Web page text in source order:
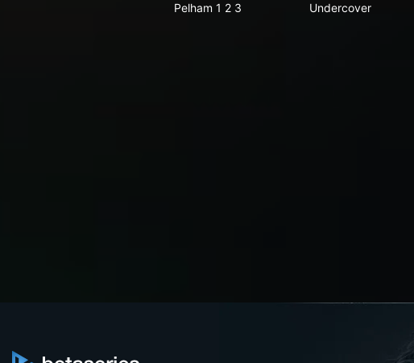
Pelham 1 2 3
Undercover